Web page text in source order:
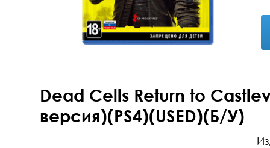
Dead Cells Return to
версия)(PS4)(USED)(Б/У)